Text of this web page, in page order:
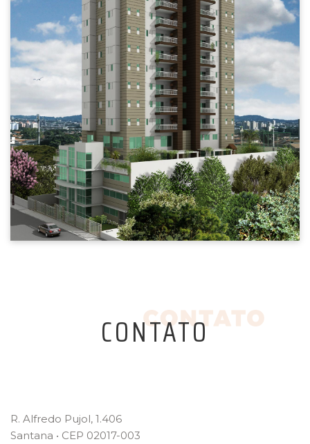
CONTATO
R. Alfredo Pujol, 1.406
Santana • CEP 02017-003